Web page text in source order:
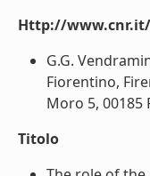
Http://
G.G.
Fiorentino,
Moro 5, 00185
Titolo